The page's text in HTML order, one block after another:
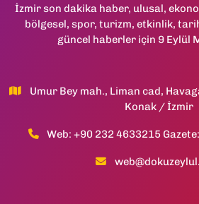
İzmir son dakika haber, ulusal,
bölgesel, spor, turizm, etkinlik,
güncel haberler için 9 Eylül
Umur Bey mah., Liman cad,
Konak / İzmir
Web: +90 232 4633215